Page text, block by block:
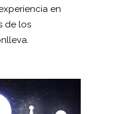
en
de los